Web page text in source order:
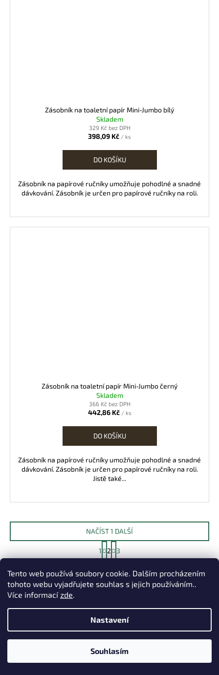
Tento web používá soubory cookie. Dalším procházením
tohoto webu vyjadřujete souhlas s jejich používáním..
Více informacízde.
Nastavení
Souhlasím
Zásobník na toaletní papír Mini-Jumbo bílý
Skladem
329 Kč bez DPH
398,09 Kč / ks
DO KOŠÍKU
Zásobník na papírové ručníky umožňuje pohodlné a snadné
dávkování. Zásobník je určen pro papírové ručníky na roli.
Zásobník na toaletní papír Mini-Jumbo černý
Skladem
366 Kč bez DPH
442,86 Kč / ks
DO KOŠÍKU
Zásobník na papírové ručníky umožňuje pohodlné a snadné
dávkování. Zásobník je určen pro papírové ručníky na roli.
Jistě také...
O
v
l
c
í
p
r
NAČÍST 1 DALŠÍ
S
t
á
n
v
á
n
í
1 2
3
NAHORU